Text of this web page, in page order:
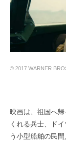
© 2017 WARNER
映画は、祖国へ
くれる兵士、ド
う小型船舶の民